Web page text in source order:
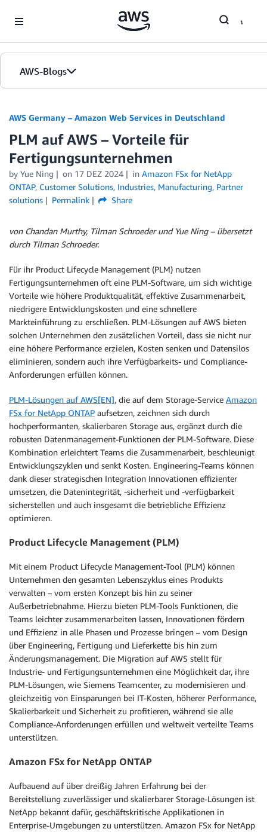
AWS-Blogs
Editionen
AWS Germany – Amazon Web Services in Deutschland
PLM auf AWS – Vorteile für
Fertigungsunternehmen
by Yue Ning on 17 DEZ 2024 in Amazon FSx for NetApp
ONTAP, Customer Solutions, Industries, Manufacturing, Partner
solutions
Permalink Share
von Chandan Murthy, Tilman Schroeder und Yue Ning – übersetzt
durch Tilman Schroeder.
Für ihr Product Lifecycle Management (PLM) nutzen
Fertigungsunternehmen oft eine PLM-Software, um sich wichtige
Vorteile wie höhere Produktqualität, effektive Zusammenarbeit,
niedrigere Entwicklungskosten und eine schnellere
Markteinführung zu erschließen. PLM-Lösungen auf AWS bieten
solchen Unternehmen den zusätzlichen Vorteil, dass sie nicht nur
eine höhere Performance erzielen, Kosten senken und Datensilos
eliminieren, sondern auch ihre Verfügbarkeits- und Compliance-
Anforderungen erfüllen können.
PLM-Lösungen auf AWS[EN], die auf dem Storage-Service Amazon
FSx for NetApp ONTAP aufsetzen, zeichnen sich durch
hochperformanten, skalierbaren Storage aus, ergänzt durch die
robusten Datenmanagement-Funktionen der PLM-Software. Diese
Kombination erleichtert Teams die Zusammenarbeit, beschleunigt
Entwicklungszyklen und senkt Kosten. Engineering-Teams können
dank dieser strategischen Integration Innovationen effizienter
umsetzen, die Datenintegrität, -sicherheit und -verfügbarkeit
sicherstellen und auch insgesamt die betriebliche Effizienz
optimieren.
Product Lifecycle Management (PLM)
Mit einem Product Lifecycle Management-Tool (PLM) können
Unternehmen den gesamten Lebenszyklus eines Produkts
verwalten – vom ersten Konzept bis hin zu seiner
Außerbetriebnahme. Hierzu bieten PLM-Tools Funktionen, die
Teams leichter zusammenarbeiten lassen, Innovationen fördern
und Effizienz in alle Phasen und Prozesse bringen – vom Design
über Engineering, Fertigung und Lieferkette bis hin zum
Änderungsmanagement. Die Migration auf AWS stellt für
Industrie- und Fertigungsunternehmen eine Möglichkeit dar, ihre
PLM-Lösungen, wie Siemens Teamcenter, zu modernisieren und
gleichzeitig von Einsparungen bei IT-Kosten, höherer Performance,
Skalierbarkeit und Sicherheit zu profitieren, während sie alle
Compliance-Anforderungen erfüllen und weltweit verteilte Teams
unterstützen.
Amazon FSx for NetApp ONTAP
Aufbauend auf über dreißig Jahren Erfahrung bei der
Bereitstellung zuverlässiger und skalierbarer Storage-Lösungen ist
NetApp bekannt dafür, geschäftskritische Applikationen in
Enterprise-Umgebungen zu unterstützen. Amazon FSx for NetApp